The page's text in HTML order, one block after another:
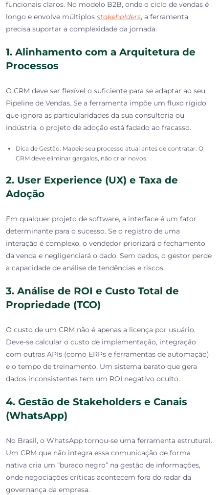
funcionais claros. No modelo B2B, onde o ciclo de vendas é
longo e envolve múltiplos stakeholders, a ferramenta
precisa suportar a complexidade da jornada.
1. Alinhamento com a Arquitetura de
Processos
O CRM deve ser flexível o suficiente para se adaptar ao seu
Pipeline de Vendas. Se a ferramenta impõe um fluxo rígido
que ignora as particularidades da sua consultoria ou
indústria, o projeto de adoção está fadado ao fracasso.
Dica de Gestão: Mapeie seu processo atual antes de contratar. O
CRM deve eliminar gargalos, não criar novos.
2. User Experience (UX) e Taxa de
Adoção
Em qualquer projeto de software, a interface é um fator
determinante para o sucesso. Se o registro de uma
interação é complexo, o vendedor priorizará o fechamento
da venda e negligenciará o dado. Sem dados, o gestor perde
a capacidade de análise de tendências e riscos.
3. Análise de ROI e Custo Total de
Propriedade (TCO)
O custo de um CRM não é apenas a licença por usuário.
Deve-se calcular o custo de implementação, integração
com outras APIs (como ERPs e ferramentas de automação)
e o tempo de treinamento. Um sistema barato que gera
dados inconsistentes tem um ROI negativo oculto.
4. Gestão de Stakeholders e Canais
(WhatsApp)
No Brasil, o WhatsApp tornou-se uma ferramenta estrutural.
Um CRM que não integra essa comunicação de forma
nativa cria um “buraco negro” na gestão de informações,
onde negociações críticas acontecem fora do radar da
governança da empresa.